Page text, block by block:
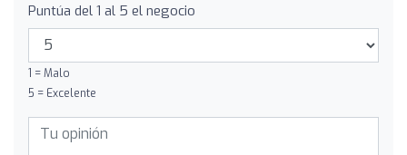
Puntúa del 1 al 5 el negocio
1 = Malo
5 = Excelente